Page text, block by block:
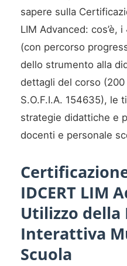
sapere sulla
LIM Advanced: cos’è,
(con percorso
dello strumento alla
dettagli del corso (200
S.O.F.I.A. 154635), le
strategie didattiche e
docenti e personale
IDCERT LIM
Utilizzo della
Interattiva
Scuola